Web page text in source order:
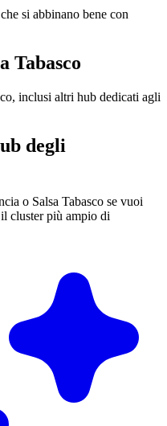
si abbinano bene con
Tabasco
inclusi altri hub dedicati agli
degli
o Salsa Tabasco se vuoi
cluster più ampio di